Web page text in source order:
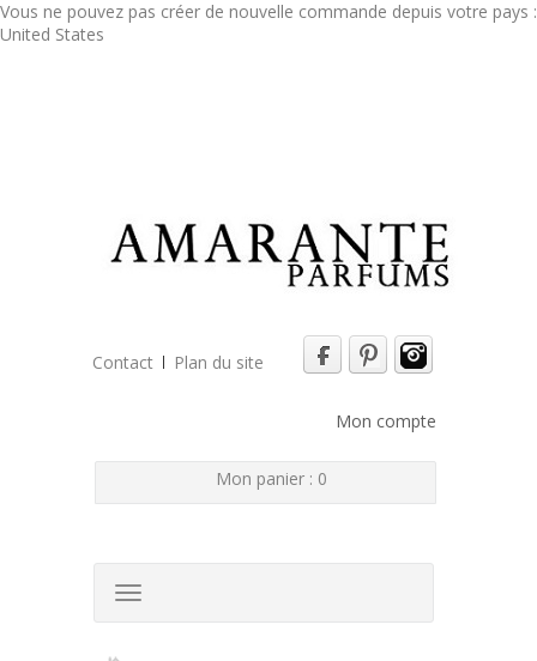
Vous ne pouvez pas créer de nouvelle commande depuis votre pays :
United States
Contact Plan du site
Mon compte
Mon panier : 0